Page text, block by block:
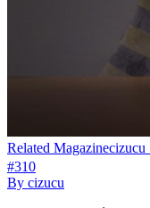
Related Magazinecizucu
#310
By cizucu